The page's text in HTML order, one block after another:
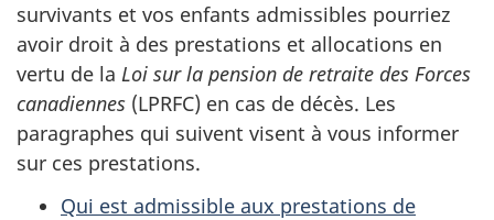
survivants et vos enfants admissibles pourriez
avoir droit à des prestations et allocations en
vertu de la Loi sur la pension de retraite des Forces
canadiennes (LPRFC) en cas de décès. Les
paragraphes qui suivent visent à vous informer
sur ces prestations.
Qui est admissible aux prestations de